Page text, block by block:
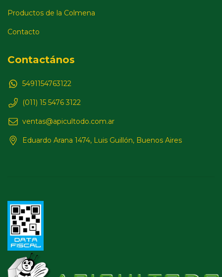
Productos de la Colmena
Contacto
Contactános
5491154763122
(011) 15 5476 3122
ventas@apicultodo.com.ar
Eduardo Arana 1474, Luis Guillón, Buenos Aires